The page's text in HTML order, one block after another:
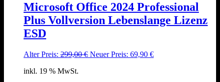
Microsoft Office 2024 Professional
Plus Vollversion Lebenslange Lizenz
ESD
Alter Preis: 299,00€ Ursprünglicher
Neuer Preis: 69,90 €Aktueller
inkl. 19 % MwSt.